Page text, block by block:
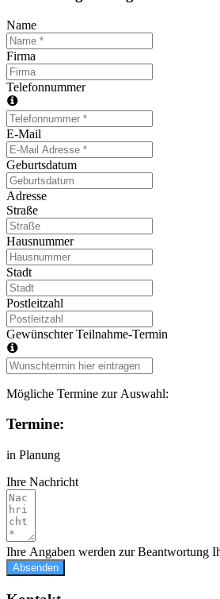
Name
Firma
Telefonnummer
E-Mail
Geburtsdatum
Adresse
Straße
Hausnummer
Stadt
Postleitzahl
Gewünschter Teilnahme-Termin
Mögliche Termine zur Auswahl:
Termine:
in Planung
Ihre Nachricht
Ihre Angaben werden zur Beantwortung
Absenden